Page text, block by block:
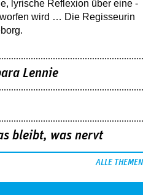
lyrische Reflexion über eine
wird … Die Regisseurin
Lennie
bleibt, was nervt
ALLE THEMEN